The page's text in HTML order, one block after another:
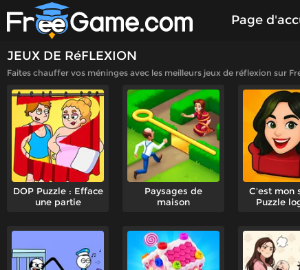
Page
JEUX DE RéFLEXION
Faites chauffer vos méninges avec les meilleurs jeux de réflexion sur
DOP Puzzle : Efface
une partie
Paysages de
maison
C'est mon
Puzzle